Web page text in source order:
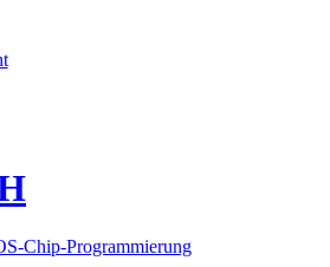
Chip-Programmierung